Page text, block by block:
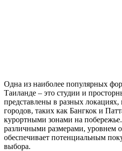
Одна из наиболее популярных
Таиланде – это студии и
представлены в разных
городов, таких как Бангкок и
курортными зонами на
различными размерами, уровнем
обеспечивает потенциальным
выбора.